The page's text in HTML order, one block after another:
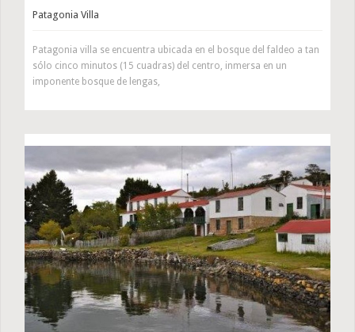
Patagonia Villa
Patagonia villa se encuentra ubicada en el bosque del faldeo a tan
sólo cinco minutos (15 cuadras) del centro, inmersa en un
imponente bosque de lengas,